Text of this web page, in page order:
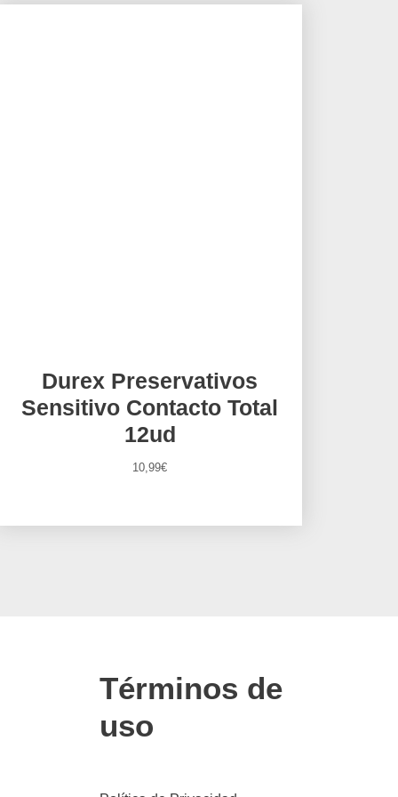
Durex Preservativos
Sensitivo Contacto Total
12ud
10,99€
Términos de
uso